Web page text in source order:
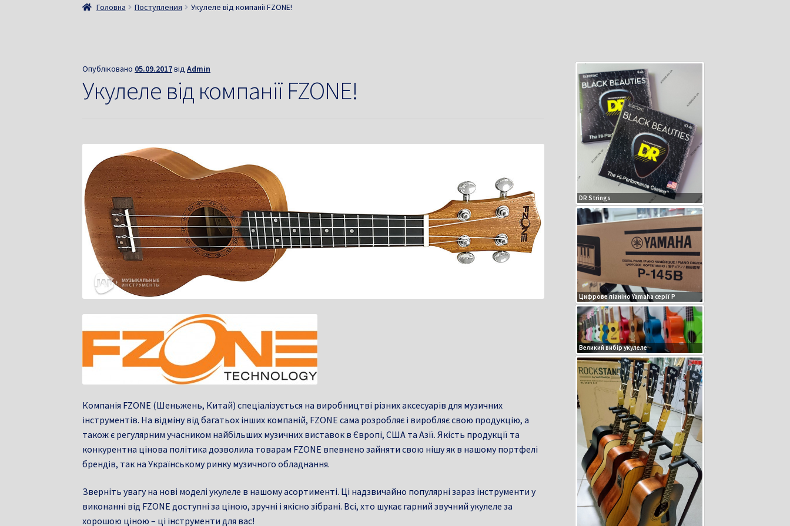
Головна Поступления Укулеле від компанії FZONE!
Опубліковано 05.09.2017відAdmin
Укулеле від компанії FZONE!
Компанія FZONE (Шеньжень, Китай) спеціалізується на виробництві різних аксесуарів для музичних
інструментів. На відміну від багатьох інших компаній, FZONE сама розробляє і виробляє свою продукцію, а
також є регулярним учасником найбільших музичних виставок в Європі, США та Азії. Якість продукції та
конкурентна цінова політика дозволила товарам FZONE впевнено зайняти свою нішу як в нашому портфелі
брендів, так на Українському ринку музичного обладнання.
Зверніть увагу на нові моделі укулеле в нашому асортименті. Ці надзвичайно популярні зараз інструменти у
виконанні від FZONE доступні за ціною, зручні і якісно зібрані. Всі, хто шукає гарний звучний укулеле за
хорошою ціною – ці інструменти для вас!
DR Strings
Цифрове піаніно Yamaha серії P
Великий вибір укулеле